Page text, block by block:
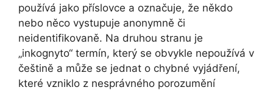
používá jako příslovce a označuje, že někdo
nebo něco vystupuje anonymně či
neidentifikovaně. Na druhou stranu je
„inkognyto“ termín, který se obvykle nepoužívá v
češtině a může se jednat o chybné vyjádření,
které vzniklo z nesprávného porozumění